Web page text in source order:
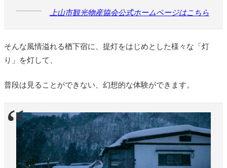
上山市観光物産協会公式ホームページはこちら
そんな風情溢れる楢下宿に、提灯をはじめとした様々な「灯
り」を灯して、
普段は見ることができない、幻想的な体験ができます。